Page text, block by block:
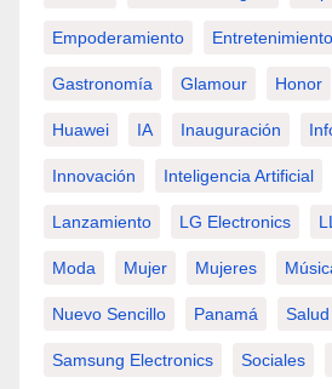
Empoderamiento Entretenimiento
Gastronomía Glamour Honor
Huawei IA Inauguración
Innovación Inteligencia Artificial
Lanzamiento LG Electronics
Moda Mujer Mujeres
Nuevo Sencillo Panamá Salud
Samsung Electronics Sociales